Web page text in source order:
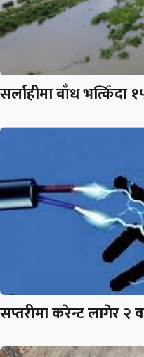
सर्लाहीमा बाँध
सप्तरीमा करेन्ट लागेर २